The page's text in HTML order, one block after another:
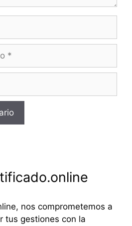
nos comprometemos a
tus gestiones con la